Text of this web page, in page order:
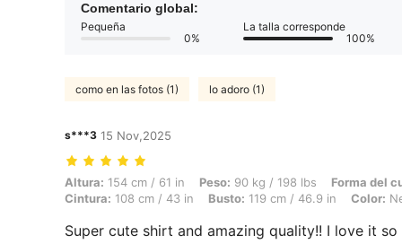
Comentario global:
Pequeña
0%
La talla corresponde
100%
como en las fotos (1) lo adoro (1)
s***3 15 Nov,2025
Altura: 154 cm / 61 in, Peso: 90 kg / 198 lbs, Forma del cuerpo:
Altura: 154 cm / 61 in Peso: 90 kg / 198 lbs Forma del
Cintura: 108 cm / 43 in Busto: 119 cm / 46.9 in Color:
Super cute shirt and amazing quality!! I love it so